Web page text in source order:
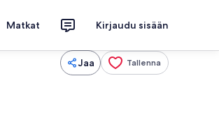
Matkat Kirjaudu sisään
Jaa Tallenna